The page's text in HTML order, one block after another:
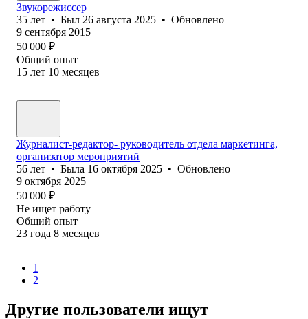
Звукорежиссер
35 лет • Был 26 августа 2025 • Обновлено
9 сентября 2015
50 000 ₽
Общий опыт
15 лет 10 месяцев
Журналист-редактор- руководитель отдела маркетинга,
организатор мероприятий
56 лет • Была 16 октября 2025 • Обновлено
9 октября 2025
50 000 ₽
Не ищет работу
Общий опыт
23 года 8 месяцев
1
2
Другие пользователи ищут